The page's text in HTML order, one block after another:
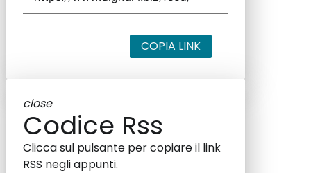
COPIA LINK
close
Codice Rss
Clicca sul pulsante per copiare il link
RSS negli appunti.